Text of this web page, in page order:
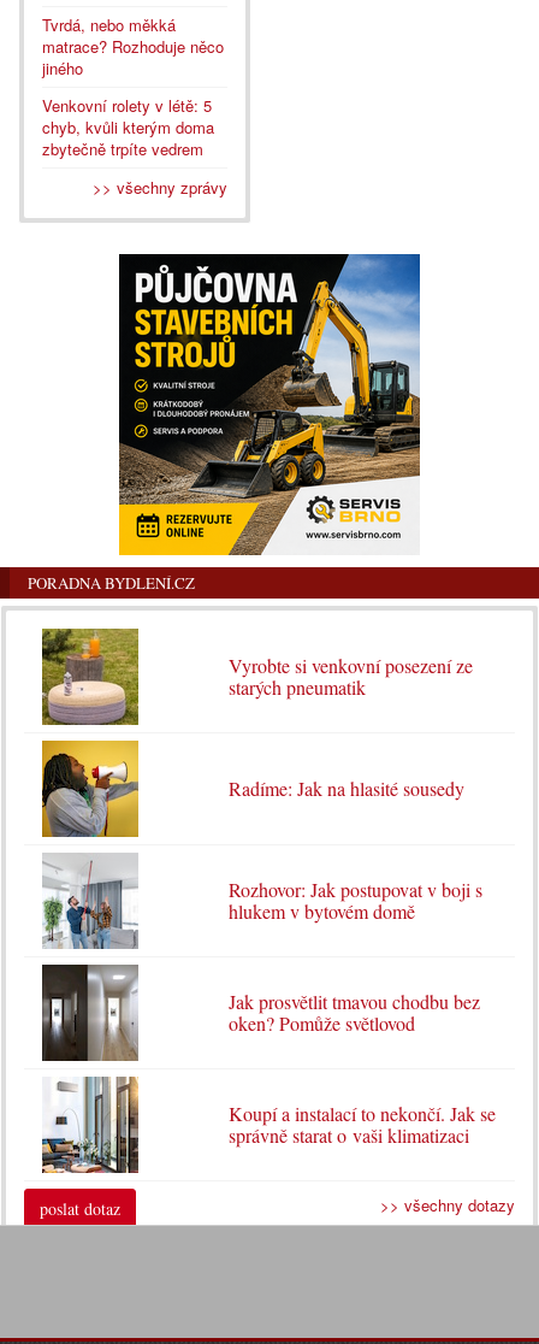
Tvrdá, nebo měkká
matrace? Rozhoduje něco
jiného
Venkovní rolety v létě: 5
chyb, kvůli kterým doma
zbytečně trpíte vedrem
>> všechny zprávy
PORADNA BYDLENÍ.CZ
Vyrobte si venkovní posezení ze
starých pneumatik
Radíme: Jak na hlasité sousedy
Rozhovor: Jak postupovat v boji s
hlukem v bytovém domě
Jak prosvětlit tmavou chodbu bez
oken? Pomůže světlovod
Koupí a instalací to nekončí. Jak se
správně starat o vaši klimatizaci
poslat dotaz >> všechny dotazy